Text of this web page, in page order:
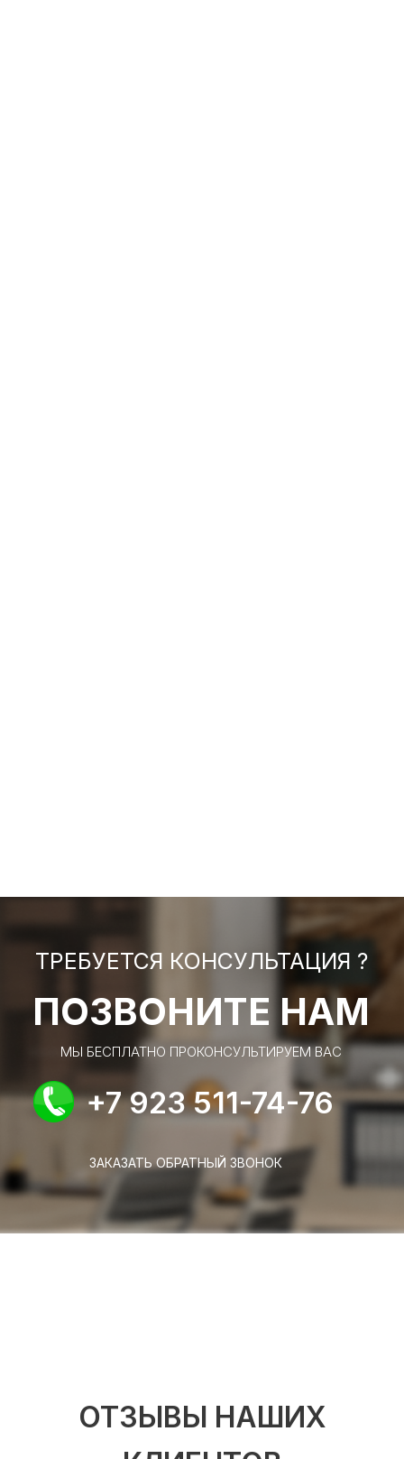
ТРЕБУЕТСЯ КОНСУЛЬТАЦИЯ ?
ПОЗВОНИТЕ НАМ
МЫ БЕСПЛАТНО ПРОКОНСУЛЬТИРУЕМ ВАС
+7 923 511-74-76
ЗАКАЗАТЬ ОБРАТНЫЙ ЗВОНОК
ОТЗЫВЫ НАШИХ